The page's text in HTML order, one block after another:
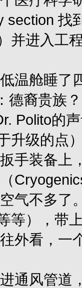
section 找
并进入工
温舱睡了
德裔贵族
Polito的
升级的点
手装备上
（
气不多了
等），带
外看，一
通风管道